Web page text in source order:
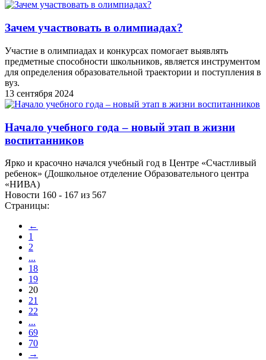
Зачем участвовать в олимпиадах?
Участие в олимпиадах и конкурсах помогает выявлять
предметные способности школьников, является инструментом
для определения образовательной траектории и поступления в
вуз.
13 сентября 2024
Начало учебного года – новый этап в жизни
воспитанников
Ярко и красочно начался учебный год в Центре «Счастливый
ребенок» (Дошкольное отделение Образовательного центра
«НИВА)
Новости 160 - 167 из 567
Страницы:
←
1
2
...
18
19
20
21
22
...
69
70
→